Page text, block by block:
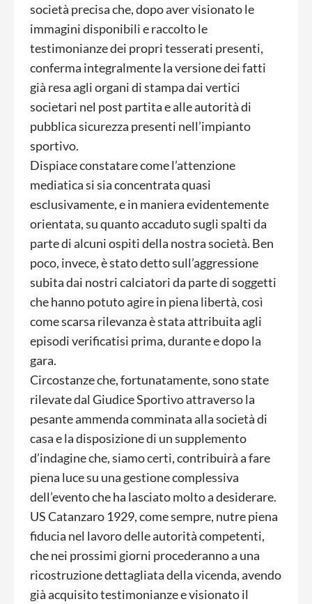
società precisa che, dopo aver visionato le
immagini disponibili e raccolto le
testimonianze dei propri tesserati presenti,
conferma integralmente la versione dei fatti
già resa agli organi di stampa dai vertici
societari nel post partita e alle autorità di
pubblica sicurezza presenti nell’impianto
sportivo.
Dispiace constatare come l’attenzione
mediatica si sia concentrata quasi
esclusivamente, e in maniera evidentemente
orientata, su quanto accaduto sugli spalti da
parte di alcuni ospiti della nostra società. Ben
poco, invece, è stato detto sull’aggressione
subita dai nostri calciatori da parte di soggetti
che hanno potuto agire in piena libertà, così
come scarsa rilevanza è stata attribuita agli
episodi verificatisi prima, durante e dopo la
gara.
Circostanze che, fortunatamente, sono state
rilevate dal Giudice Sportivo attraverso la
pesante ammenda comminata alla società di
casa e la disposizione di un supplemento
d’indagine che, siamo certi, contribuirà a fare
piena luce su una gestione complessiva
dell’evento che ha lasciato molto a desiderare.
US Catanzaro 1929, come sempre, nutre piena
fiducia nel lavoro delle autorità competenti,
che nei prossimi giorni procederanno a una
ricostruzione dettagliata della vicenda, avendo
già acquisito testimonianze e visionato il